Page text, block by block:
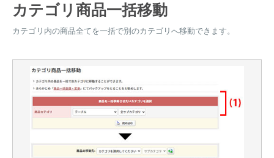
カテゴリ商品一括移動
カテゴリ内の商品全てを一括で別のカテゴリへ移動できます。